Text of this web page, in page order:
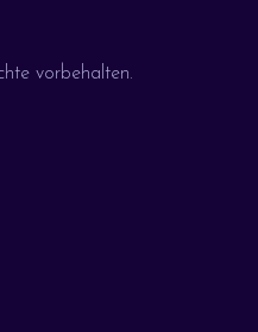
vorbehalten.